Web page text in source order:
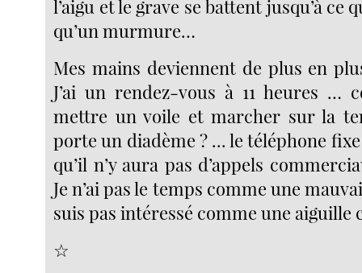
l’aigu et le grave se battent jusqu’à ce
qu’un murmure…
Mes mains deviennent de plus en
J’ai un rendez-vous à 11 heures …
mettre un voile et marcher sur la
porte un diadème ? ... le téléphone fixe
qu’il n’y aura pas d’appels
Je n’ai pas le temps comme une
suis pas intéressé comme une
☆